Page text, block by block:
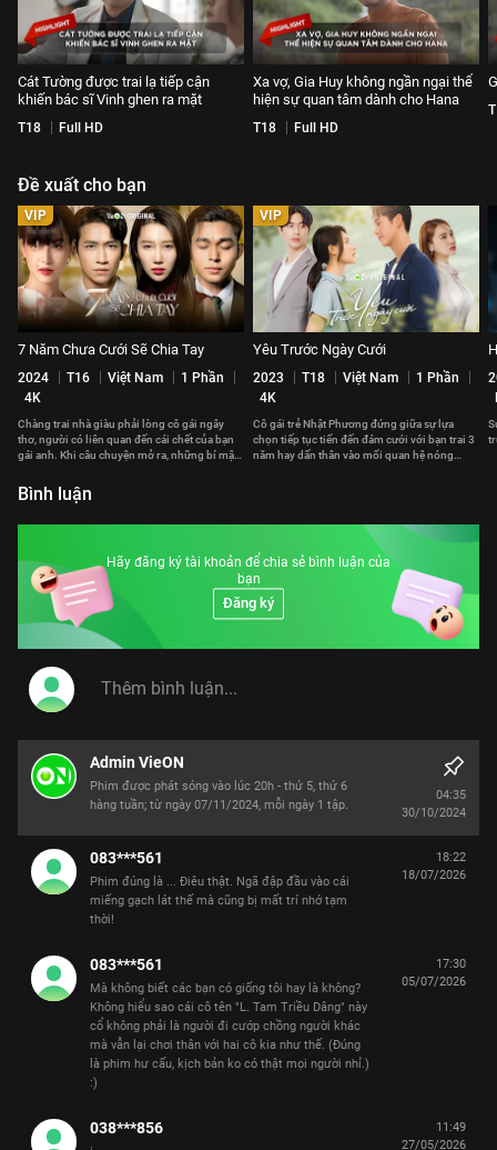
Cát Tường được trai lạ tiếp cận
khiến bác sĩ Vinh ghen ra mặt
T18 Full HD
Xa vợ, Gia Huy không ngần ngại thể
hiện sự quan tâm dành cho Hana
T18 Full HD
Đề xuất cho bạn
VIP
7 Năm Chưa Cưới Sẽ Chia Tay
2024 T16 Việt Nam
1 Phần
4K
Chàng trai nhà giàu phải lòng cô gái ngây
thơ, người có liên quan đến cái chết của bạn
gái anh. Khi câu chuyện mở ra, những bí mật
VIP
Yêu Trước Ngày Cưới
2023 T18 Việt Nam
1 Phần
4K
Cô gái trẻ Nhật Phương đứng giữa sự lựa
chọn tiếp tục tiến đến đám cưới với bạn trai 3
năm hay dấn thân vào mối quan hệ nóng
Bình luận
Hãy đăng ký tài khoản để chia sẻ bình luận của
bạn
Đăng ký
Admin VieON
Phim được phát sóng vào lúc 20h - thứ 5, thứ 6
04:35
30/10/2024
083***561
Phim đúng là ... Điêu thật. Ngã đập đầu vào cái
miếng gạch lát thế mà cũng bị mất trí nhớ tạm
thời!
18:22
18/07/2026
083***561
Mà không biết các bạn có giống tôi hay là không?
Không hiểu sao cái cô tên "L. Tam Triều Dâng" này
cổ không phải là người đi cướp chồng người khác
mà vẫn lại chơi thân với hai cô kia như thế. (Đúng
là phim hư cấu, kịch bản ko có thật mọi người nhỉ.)
:)
17:30
05/07/2026
038***856
11:49
27/05/2026